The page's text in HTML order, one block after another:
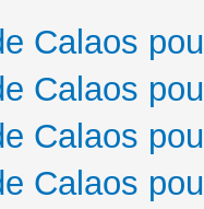
Calaos
Calaos
Calaos
Calaos